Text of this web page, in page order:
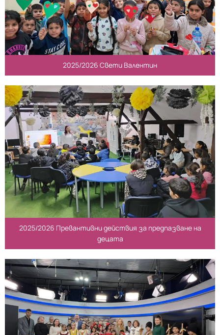
2025/2026 Свети Валентин
2025/2026 Превантивни действия за предпазване на
децата